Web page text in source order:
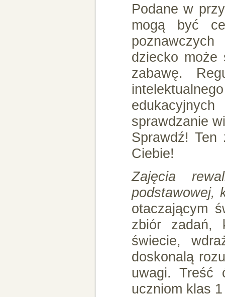
Podane w
mogą być
dziecko może
zabawę.
sprawdzanie
Sprawdź!
Ciebie!
Zajęcia
podstawowej,
otaczającym
zbiór zadań,
świecie,
doskonalą
uwagi. Treść
uczniom klas